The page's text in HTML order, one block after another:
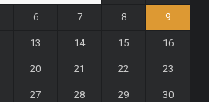
6 7 8 9
13 14 15 16
20 21 22 23
27 28 29 30